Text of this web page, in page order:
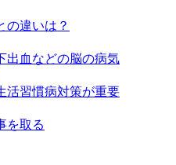
の違いは？
出血などの脳の病気
活習慣病対策が重要
を取る